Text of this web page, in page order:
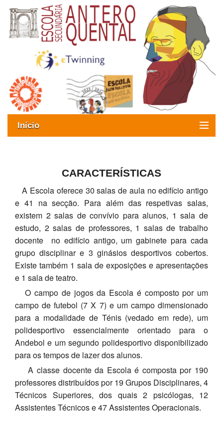
Início
Oferta formativa
SIGE
ESAQ sem Bullying
Clubes Escolares
Matrículas
ESAQ
@parlamentodosjovens_esaq
@esaq.erasmus
@oficina.do.largo
@clube_robotica.esaq
CARACTERÍSTICAS
A Escola oferece 30 salas de aula no edifício antigo
e 41 na secção. Para além das respetivas salas,
existem 2 salas de convívio para alunos, 1 sala de
estudo, 2 salas de professores, 1 salas de trabalho
docente no edifício antigo, um gabinete para cada
grupo disciplinar e 3 ginásios desportivos cobertos.
Existe também 1 sala de exposições e apresentações
e 1 sala de teatro.
O campo de jogos da Escola é composto por um
campo de futebol (7 X 7) e um campo dimensionado
para a modalidade de Ténis (vedado em rede), um
polidesportivo essencialmente orientado para o
Andebol e um segundo polidesportivo disponibilizado
para os tempos de lazer dos alunos.
A classe docente da Escola é composta por 190
professores distribuídos por 19 Grupos Disciplinares, 4
Técnicos Superiores, dos quais 2 psicólogas, 12
Assistentes Técnicos e 47 Assistentes Operacionais.